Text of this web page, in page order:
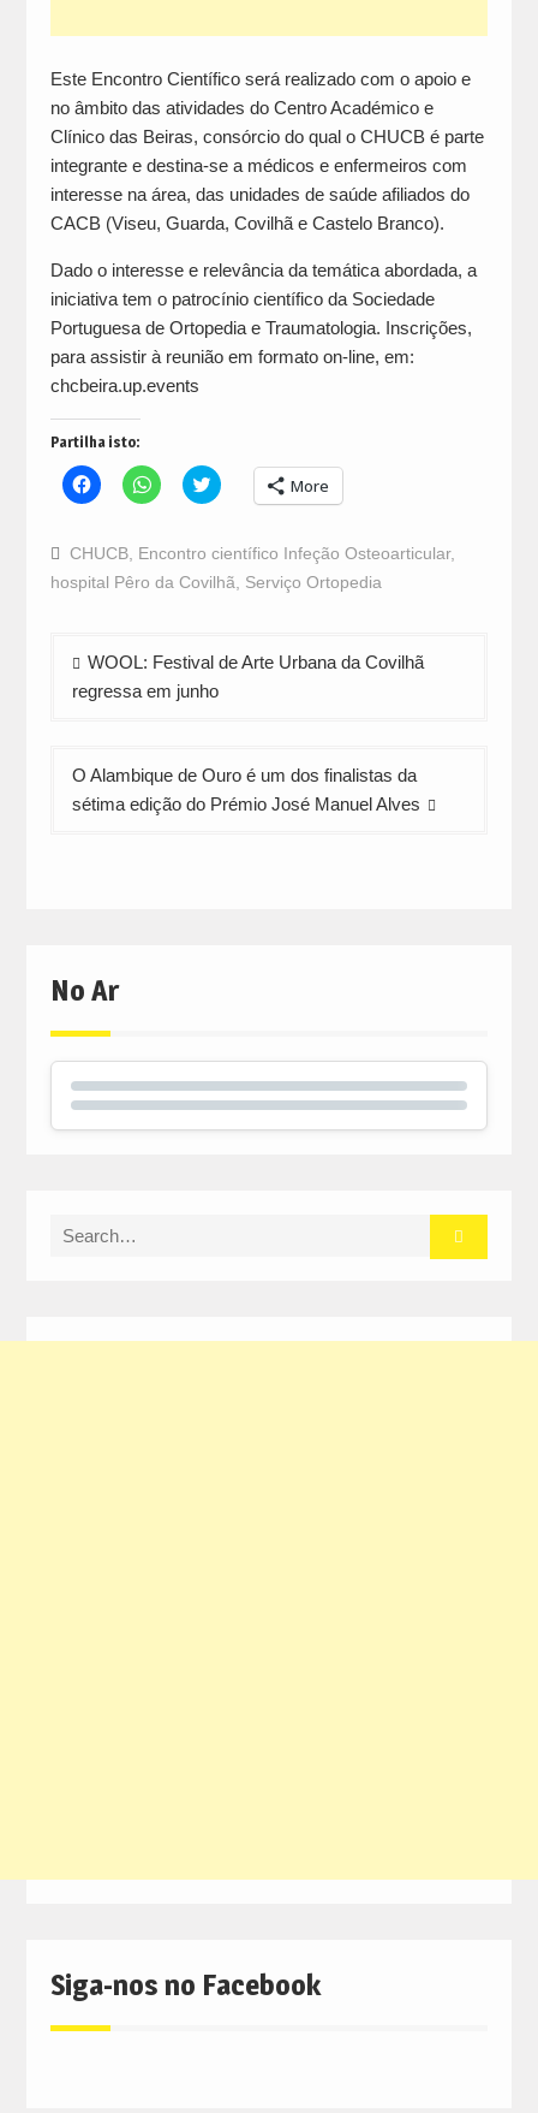
Este Encontro Científico será realizado com o apoio e
no âmbito das atividades do Centro Académico e
Clínico das Beiras, consórcio do qual o CHUCB é parte
integrante e destina-se a médicos e enfermeiros com
interesse na área, das unidades de saúde afiliados do
CACB (Viseu, Guarda, Covilhã e Castelo Branco).
Dado o interesse e relevância da temática abordada, a
iniciativa tem o patrocínio científico da Sociedade
Portuguesa de Ortopedia e Traumatologia. Inscrições,
para assistir à reunião em formato on-line, em:
chcbeira.up.events
Partilha isto:
Click
to
Facebook
(Opens
in
new
Click
to
WhatsApp
(Opens
in
new
Click
to
Twitter
(Opens
in
new
More
CHUCB, Encontro científico Infeção Osteoarticular,
hospital Pêro da Covilhã
Serviço Ortopedia
Navegação
de
WOOL: Festival de Arte Urbana da Covilhã
regressa em junho
O Alambique de Ouro é um dos finalistas da
sétima edição do Prémio José Manuel Alves
No Ar
Search
Siga-nos no Facebook